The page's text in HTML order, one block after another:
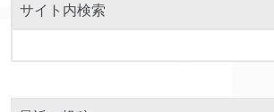
サイト内検索